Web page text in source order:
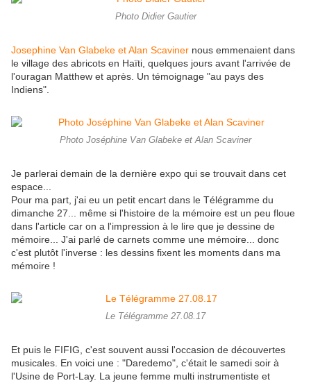
Photo Didier Gautier
Josephine Van Glabeke et Alan Scaviner nous emmenaient dans
le village des abricots en Haïti, quelques jours avant l'arrivée de
l'ouragan Matthew et après. Un témoignage "au pays des
Indiens".
Photo Joséphine Van Glabeke et Alan Scaviner
Je parlerai demain de la dernière expo qui se trouvait dans cet
espace...
Pour ma part, j'ai eu un petit encart dans le Télégramme du
dimanche 27... même si l'histoire de la mémoire est un peu floue
dans l'article car on a l'impression à le lire que je dessine de
mémoire... J'ai parlé de carnets comme une mémoire... donc
c'est plutôt l'inverse : les dessins fixent les moments dans ma
mémoire !
Le Télégramme 27.08.17
Et puis le FIFIG, c'est souvent aussi l'occasion de découvertes
musicales. En voici une : "Daredemo", c'était le samedi soir à
l'Usine de Port-Lay. La jeune femme multi instrumentiste et